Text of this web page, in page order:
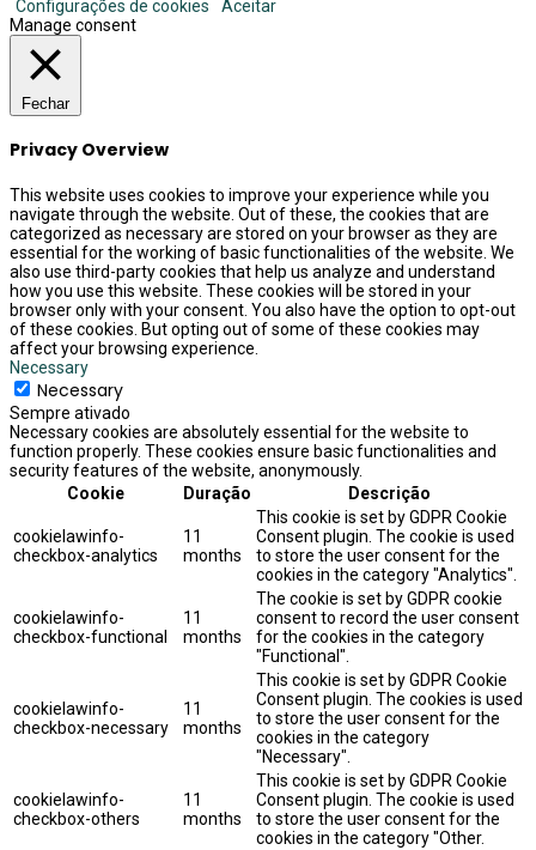
Configurações de cookies
Aceitar
Manage consent
Fechar
Privacy Overview
This website uses cookies to improve your experience while you
navigate through the website. Out of these, the cookies that are
categorized as necessary are stored on your browser as they are
essential for the working of basic functionalities of the website. We
also use third-party cookies that help us analyze and understand
how you use this website. These cookies will be stored in your
browser only with your consent. You also have the option to opt-out
of these cookies. But opting out of some of these cookies may
affect your browsing experience.
Necessary
Necessary
Sempre ativado
Necessary cookies are absolutely essential for the website to
function properly. These cookies ensure basic functionalities and
security features of the website, anonymously.
Cookie
Duração Descrição
cookielawinfo-
checkbox-analytics
11
months
This cookie is set by GDPR Cookie
Consent plugin. The cookie is used
to store the user consent for the
cookies in the category "Analytics".
cookielawinfo-
checkbox-functional
11
months
The cookie is set by GDPR cookie
consent to record the user consent
for the cookies in the category
"Functional".
cookielawinfo-
checkbox-necessary
11
months
This cookie is set by GDPR Cookie
Consent plugin. The cookies is used
to store the user consent for the
cookies in the category
"Necessary".
cookielawinfo-
checkbox-others
11
months
This cookie is set by GDPR Cookie
Consent plugin. The cookie is used
to store the user consent for the
cookies in the category "Other.